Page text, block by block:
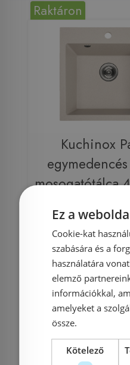
Raktáron
Kuchinox
mosogatótálca
Azonosító:
Cikkszám:
49 900 Ft39
Ez a
Cookie-kat
szabására és a
használatára
elemző
információkkal,
amelyeket a
össze.
Kötelező